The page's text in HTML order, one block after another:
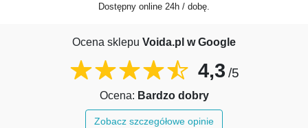
Dostępny online 24h / dobę.
Ocena sklepu Voida.pl w Google
4,3 /5
Ocena: Bardzo dobry
Zobacz szczegółowe opinie